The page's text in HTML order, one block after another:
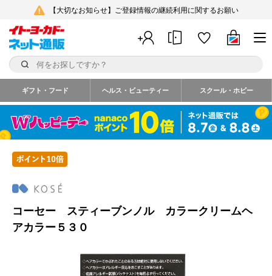
【大切なお知らせ】ご登録情報の継続利用に関するお願い
ギフト・フード ヘルス・ビューティー スクール・ホビー
コーセー スティーブンノル カラークリームヘ
アカラー５３０